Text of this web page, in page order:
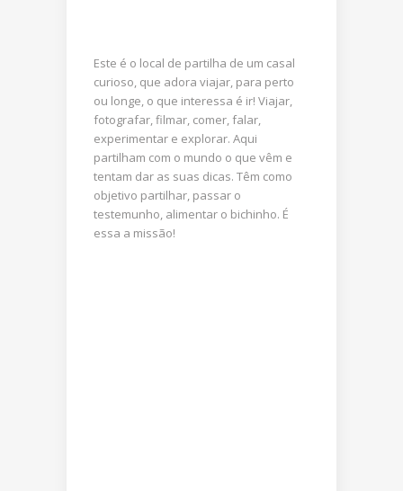
Este é o local de partilha de um casal
curioso, que adora viajar, para perto
ou longe, o que interessa é ir! Viajar,
fotografar, filmar, comer, falar,
experimentar e explorar. Aqui
partilham com o mundo o que vêm e
tentam dar as suas dicas. Têm como
objetivo partilhar, passar o
testemunho, alimentar o bichinho. É
essa a missão!